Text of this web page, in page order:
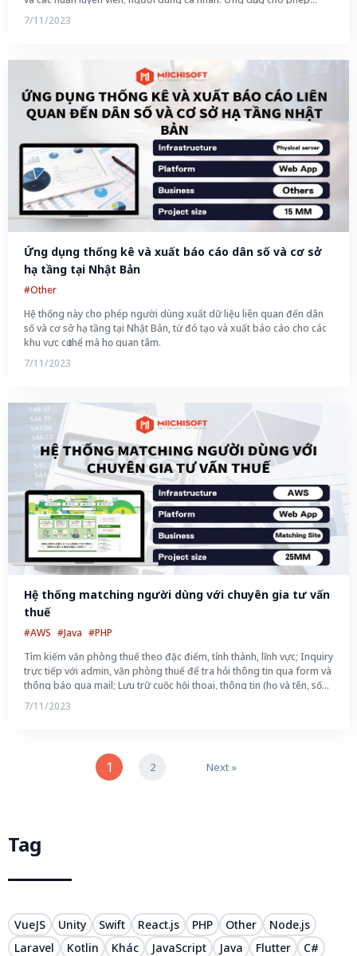
nhập các thông tin như tốc độ; chiều cao; cân nặng;.... theo dõi sự cải
thiện chỉ số và so sánh năng lực giữa các đội nhóm. Việc này giúp
năng lực của team; tuyển thủ một cách chính xác; từ đó giúp xác
định nhân tài thể thao tốt hơn để tào tạo thành vận động viên chuyên
nghiệp từ sớm.
7/11/2023
Ứng dụng thống kê và xuất báo cáo dân số và cơ sở
hạ tầng tại Nhật Bản
#Other
Hệ thống này cho phép người dùng xuất dữ liệu liên quan đến dân
số và cơ sở hạ tầng tại Nhật Bản, từ đó tạo và xuất báo cáo cho các
khu vực cụ thể mà họ quan tâm.
7/11/2023
Hệ thống matching người dùng với chuyên gia tư vấn
thuế
#AWS #Java #PHP
Tìm kiếm văn phòng thuế theo đặc điểm, tỉnh thành, lĩnh vực; Inquiry
trực tiếp với admin, văn phòng thuế để tra hỏi thông tin qua form và
thông báo qua mail; Lưu trữ cuộc hội thoại, thông tin (họ và tên, số
điện thoại và địa chỉ văn phòng, homepage,...) của nhà tư vấn thuế
trên cơ sở dữ liệu.
7/11/2023
1 2 Next »
Tag
VueJS Unity Swift React.js PHP Other
Node.js
Laravel
Kotlin Khác JavaScript Java Flutter
C#